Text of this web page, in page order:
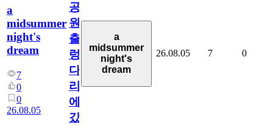
a
midsummer
night's
dream
7
0
0
26.08.05
공
원
출
렁
다
리
에
갔
a
midsummer
night's
dream
26.08.05 7 0